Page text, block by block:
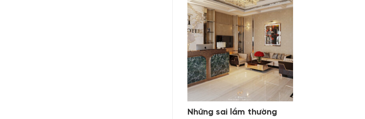
Những sai lầm thường